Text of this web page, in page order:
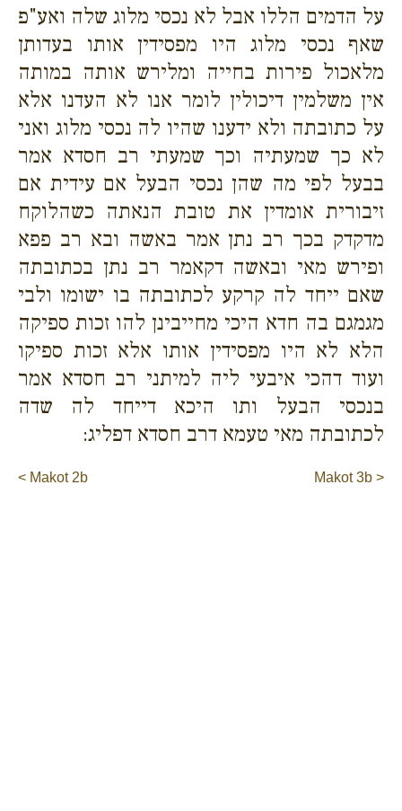
על הדמים הללו אבל לא נכסי מלוג שלה ואע"פ
שאף נכסי מלוג היו מפסידין אותו בעדותן
מלאכול פירות בחייה ומלירש אותה במותה
אין משלמין דיכולין לומר אנו לא העדנו אלא
על כתובתה ולא ידענו שהיו לה נכסי מלוג ואני
לא כך שמעתיה וכך שמעתי רב חסדא אמר
בבעל לפי מה שהן נכסי הבעל אם עידית אם
זיבורית אומדין את טובת הנאתה כשהלוקח
מדקדק בכך רב נתן אמר באשה ובא רב פפא
ופירש מאי ובאשה דקאמר רב נתן בכתובתה
שאם ייחד לה קרקע לכתובתה בו ישומו ולבי
מגמגם בה חדא היכי מחייבינן להו זכות ספיקה
הלא לא היו מפסידין אותו אלא זכות ספיקו
ועוד דהכי איבעי ליה למיתני רב חסדא אמר
בנכסי הבעל ותו היכא דייחד לה שדה
לכתובתה מאי טעמא דרב חסדא דפליג:
< Makot 2b Makot 3b >